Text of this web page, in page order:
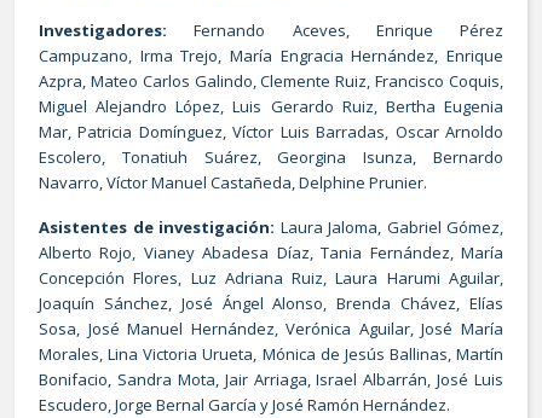
Investigadores: Fernando Aceves, Enrique Pérez
Campuzano, Irma Trejo, María Engracia Hernández, Enrique
Azpra, Mateo Carlos Galindo, Clemente Ruiz, Francisco Coquis,
Miguel Alejandro López, Luis Gerardo Ruiz, Bertha Eugenia
Mar, Patricia Domínguez, Víctor Luis Barradas, Oscar Arnoldo
Escolero, Tonatiuh Suárez, Georgina Isunza, Bernardo
Navarro, Víctor Manuel Castañeda, Delphine Prunier.
Asistentes de investigación: Laura Jaloma, Gabriel Gómez,
Alberto Rojo, Vianey Abadesa Díaz, Tania Fernández, María
Concepción Flores, Luz Adriana Ruiz, Laura Harumi Aguilar,
Joaquín Sánchez, José Ángel Alonso, Brenda Chávez, Elías
Sosa, José Manuel Hernández, Verónica Aguilar, José María
Morales, Lina Victoria Urueta, Mónica de Jesús Ballinas, Martín
Bonifacio, Sandra Mota, Jair Arriaga, Israel Albarrán, José Luis
Escudero, Jorge Bernal García y José Ramón Hernández.